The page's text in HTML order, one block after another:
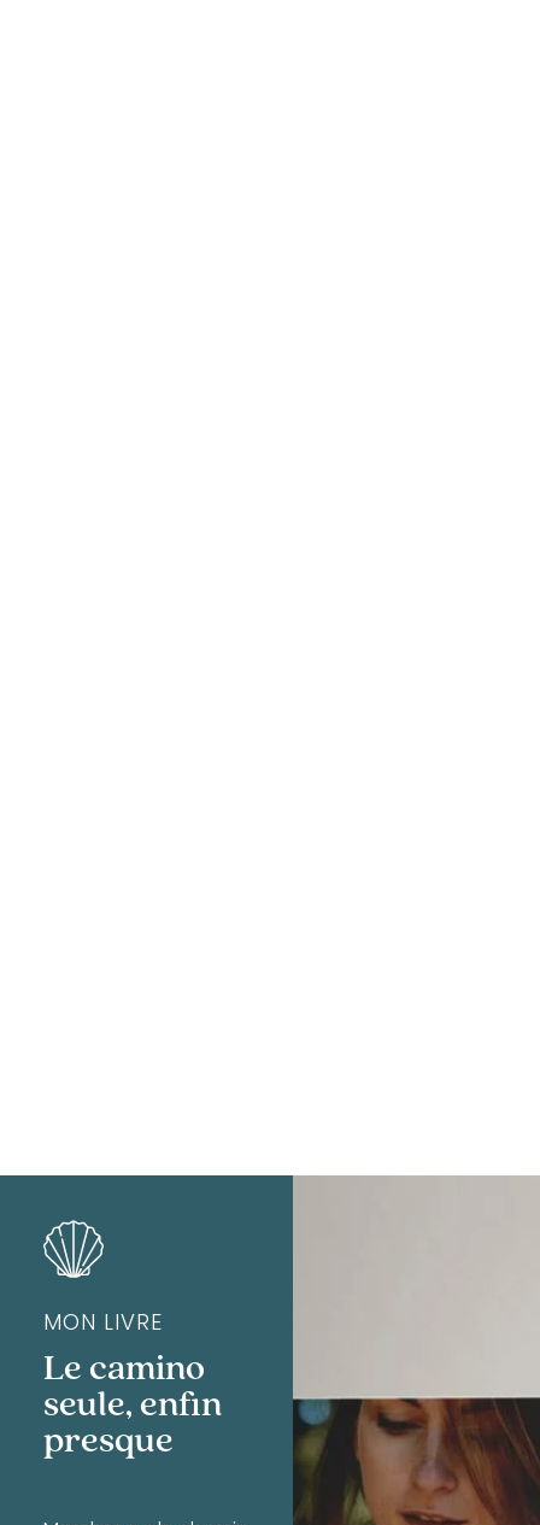
MON LIVRE
Le camino
seule, enfin
presque